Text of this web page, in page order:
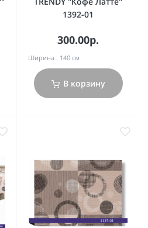
1392-01
300.00р.
Ширина : 140 см
В корзину